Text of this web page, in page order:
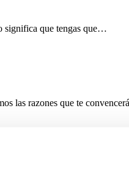
significa que tengas que…
las razones que te
más grandes. Si además